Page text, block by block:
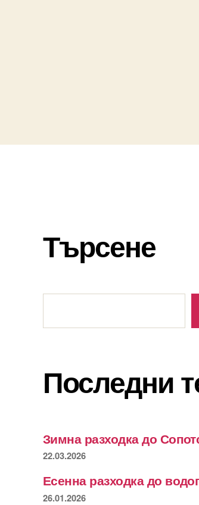
Търсене
Последни
Зимна разходка до
22.03.2026
Есенна разходка до
26.01.2026